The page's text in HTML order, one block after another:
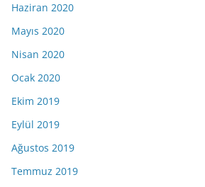
Haziran 2020
Mayıs 2020
Nisan 2020
Ocak 2020
Ekim 2019
Eylül 2019
Ağustos 2019
Temmuz 2019